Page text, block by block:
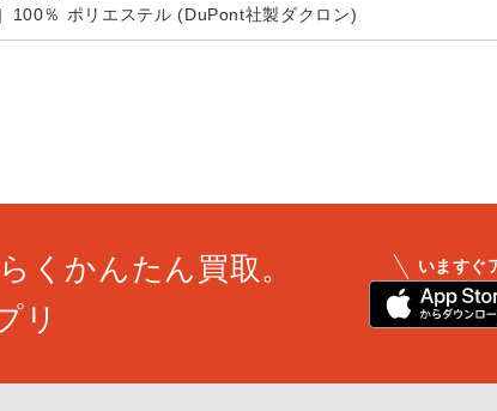
］100％ ポリエステル (DuPont社製ダクロン)
くかんたん買取。
リ
いますぐ